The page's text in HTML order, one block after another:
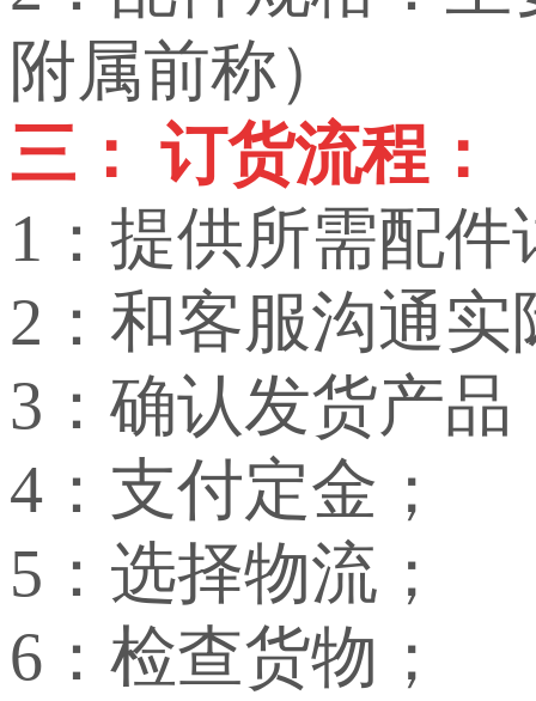
附属前称）
三： 订货流程：
1：提供所需配
2：和客服沟通实
3：确认发货产品
4：支付定金；
5：选择物流；
6：检查货物；